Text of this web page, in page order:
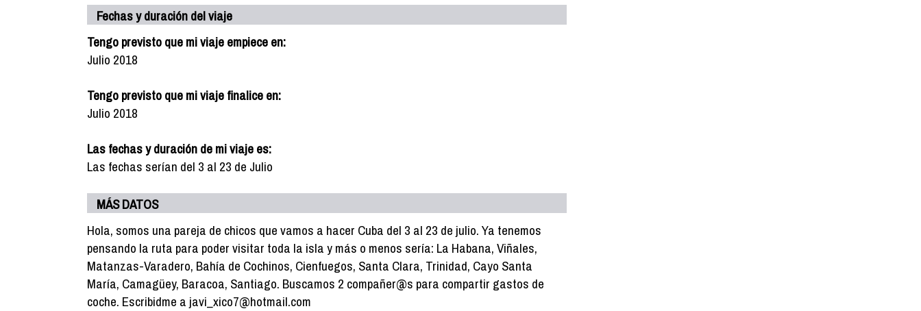
Fechas y duración del viaje
Tengo previsto que mi viaje empiece en:
Julio 2018
Tengo previsto que mi viaje finalice en:
Julio 2018
Las fechas y duración de mi viaje es:
Las fechas serían del 3 al 23 de Julio
MÁS DATOS
Hola, somos una pareja de chicos que vamos a hacer Cuba del 3 al 23 de julio. Ya tenemos
pensando la ruta para poder visitar toda la isla y más o menos sería: La Habana, Viñales,
Matanzas-Varadero, Bahía de Cochinos, Cienfuegos, Santa Clara, Trinidad, Cayo Santa
María, Camagüey, Baracoa, Santiago. Buscamos 2 compañer@s para compartir gastos de
coche. Escribidme a javi_xico7@hotmail.com